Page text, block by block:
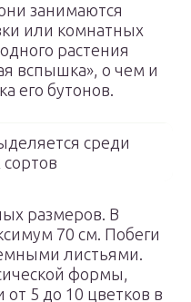
занимаются
или комнатных
растения
вспышка», о чем и
его бутонов.
среди
размеров. В
70 см. Побеги
листьями.
формы,
от 5 до 10 цветков в